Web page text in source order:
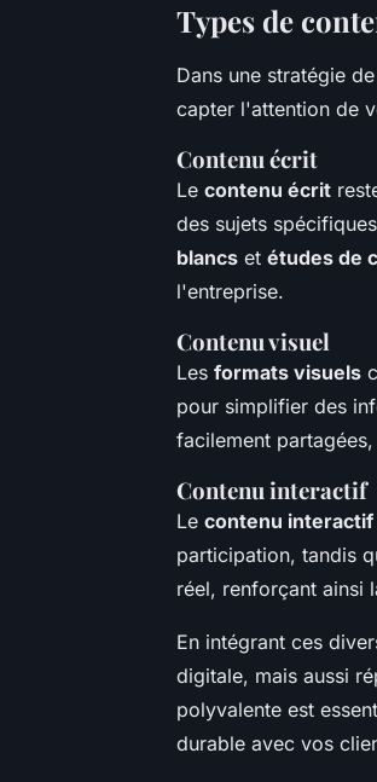
Types de
Dans une stratégie de
capter l'attention de
Contenu écrit
Le contenu écrit
des sujets
blancs et études de
l'entreprise.
Contenu visuel
Les formats visuels
pour simplifier des
facilement
Contenu interactif
Le contenu interactif
participation, tandis
réel, renforçant ainsi
En intégrant ces
digitale, mais aussi
polyvalente est
durable avec vos